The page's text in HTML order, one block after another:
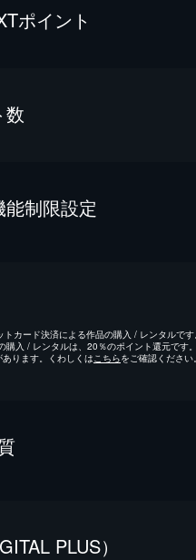
ポイント
数
制限設定
カード決済による作品の購入 / レンタルです。
入 / レンタルは、20％のポイント還元です。
ります。くわしくは こちらをご確認ください。
PLUS）